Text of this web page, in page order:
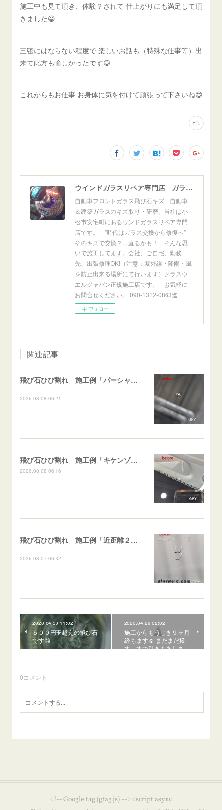
施工中も見て頂き、体験？されて 仕上がりにも満足して頂
きました😀
三密にはならない程度で 楽しいお話も（特殊な仕事等）出
来て此方も愉しかったです😄
これからもお仕事 お身体に気を付けて頑張って下さいね😄
ウインドガラスリペア専門店 ガラスリペア・ヨシダ グラスウェルドジャパン 正規施工店 小松市
自動車フロントガラス飛び石キズ・自動車
＆建築ガラスのキズ取り・研磨。当社は小
松市安宅町にあるウンドガラスリペア専門
店です。 ”時代はガラス交換から修復へ”
そのキズで交換？…直るかも！ そんな思
いで施工してます。会社、ご自宅、勤務
先、出張修理OK!（注意：紫外線・降雨・風
を防止出来る場所にて行います）グラスウ
エルジャパン正規施工店です。 お気軽に
お問合せください。 090-1312-0863迄
フォロー
関連記事
飛び石ひび割れ 施工例「パーシャル系・衝撃点範囲ハマカケ」エスティマ
2026.08.08 06:21
飛び石ひび割れ 施工例「キケンゾーン範囲・ストレートブレイク」フェアレディＺ
2026.08.08 06:16
飛び石ひび割れ 施工例「近距離２箇所・パーシャル系+ストレート系」CX-8
2026.08.07 06:32
2020.04.30 11:02
５００円玉越えの飛び石
です🧐
2020.04.29 02:02
施工からもうじき９ヶ月
経ちます☺️ まだまだ撥
水、水の引きもありま…
0コメント
<!-- Google tag (gtag.js) --> <script async